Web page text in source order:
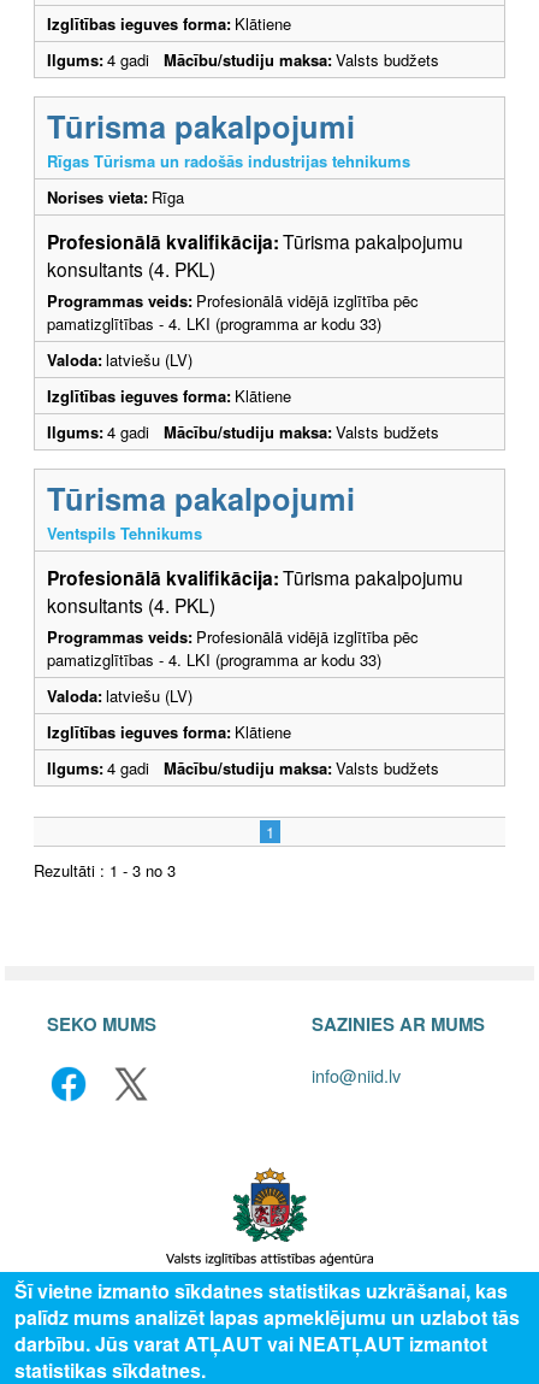
Izglītības ieguves forma: Klātiene
Ilgums:4 gadi Mācību/studiju maksa:Valsts budžets
Tūrisma pakalpojumi
Rīgas Tūrisma un radošās industrijas tehnikums
Norises vieta: Rīga
Profesionālā kvalifikācija:Tūrisma pakalpojumu
konsultants (4. PKL)
Programmas veids: Profesionālā vidējā izglītība pēc
pamatizglītības - 4. LKI (programma ar kodu 33)
Valoda:latviešu (LV)
Izglītības ieguves forma: Klātiene
Ilgums:4 gadi Mācību/studiju maksa:Valsts budžets
Tūrisma pakalpojumi
Ventspils Tehnikums
Profesionālā kvalifikācija:Tūrisma pakalpojumu
konsultants (4. PKL)
Programmas veids: Profesionālā vidējā izglītība pēc
pamatizglītības - 4. LKI (programma ar kodu 33)
Valoda:latviešu (LV)
Izglītības ieguves forma: Klātiene
Ilgums:4 gadi Mācību/studiju maksa:Valsts budžets
1
Rezultāti : 1 - 3 no 3
SEKO MUMS SAZINIES AR MUMS
info@niid.lv
© 2025 Valsts izglītības attīstības aģentūra, publicētā satura visas tiesības
aizsargātas.
Šī vietne izmanto sīkdatnes statistikas uzkrāšanai, kas
palīdz mums analizēt lapas apmeklējumu un uzlabot tās
darbību. Jūs varat ATĻAUT vai NEATĻAUT izmantot
statistikas sīkdatnes.